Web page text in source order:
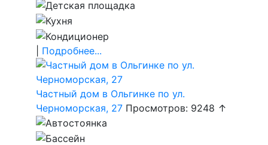
Подробнее...
Частный дом в Ольгинке по ул.
Черноморская, 27 Просмотров: 9248 ↑